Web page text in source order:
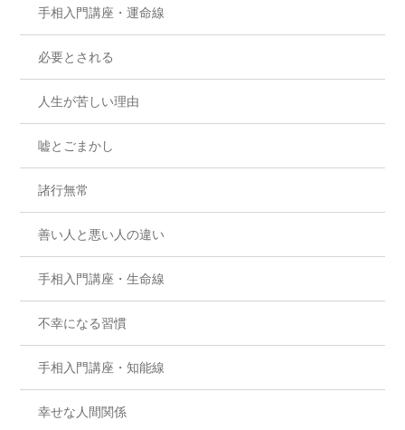
手相入門講座・運命線
必要とされる
人生が苦しい理由
嘘とごまかし
諸行無常
善い人と悪い人の違い
手相入門講座・生命線
不幸になる習慣
手相入門講座・知能線
幸せな人間関係